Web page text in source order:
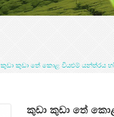
කුඩා කුඩා තේ කොළ වියළුම් යන්ත්රය
කුඩා කුඩා තේ